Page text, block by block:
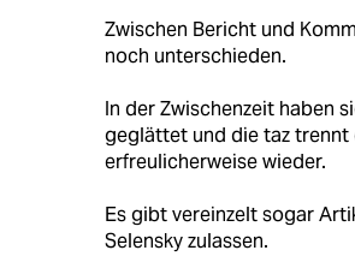
Zwischen Bericht und
noch unterschieden.
In der Zwischenzeit haben
geglättet und die taz trennt
erfreulicherweise wieder.
Es gibt vereinzelt sogar
Selensky zulassen.